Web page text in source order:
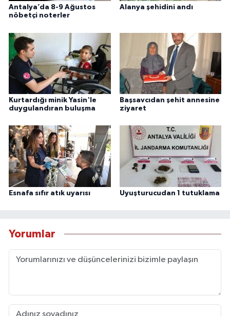
Antalya’da 8-9 Ağustos
nöbetçi noterler
Alanya şehidini andı
Kurtardığı minik Yasin'le
duygulandıran buluşma
Başsavcıdan şehit annesine
ziyaret
Esnafa sıfır atık uyarısı Uyuşturucudan 1 tutuklama
Yorumlar